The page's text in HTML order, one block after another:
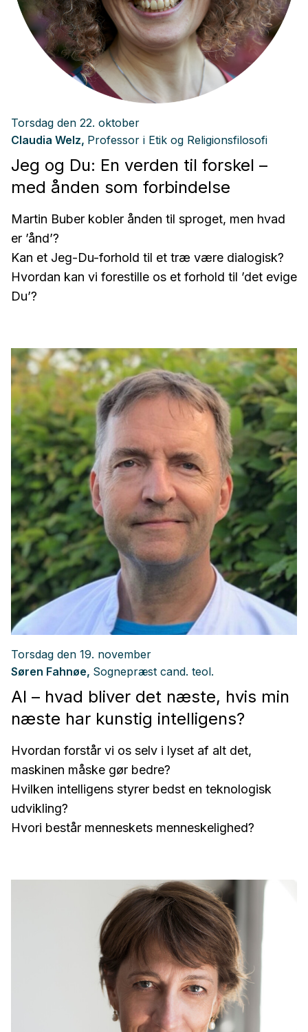
Torsdag den 22. oktober
Claudia Welz, Professor i Etik og Religionsfilosofi
Jeg og Du: En verden til forskel –
med ånden som forbindelse
Martin Buber kobler ånden til sproget, men hvad
er ’ånd’?
Kan et Jeg-Du-forhold til et træ være dialogisk?
Hvordan kan vi forestille os et forhold til ’det evige
Du’?
Torsdag den 19. november
Søren Fahnøe, Sognepræst cand. teol.
AI – hvad bliver det næste, hvis min
næste har kunstig intelligens?
Hvordan forstår vi os selv i lyset af alt det,
maskinen måske gør bedre?
Hvilken intelligens styrer bedst en teknologisk
udvikling?
Hvori består menneskets menneskelighed?